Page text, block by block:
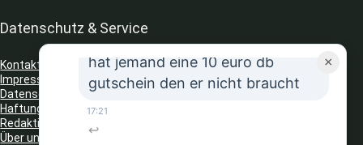
Datenschutz & Service
Kontakt
Impressum
Datenschutz
Haftungsausschluss
Redaktionelle Richtlinien
Über uns
×
JR
hat jemand eine 10 euro db
gutschein den er nicht braucht
17:21
↩